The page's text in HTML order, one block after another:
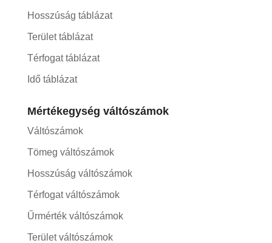
Hosszúság táblázat
Terület táblázat
Térfogat táblázat
Idő táblázat
Mértékegység váltószámok
Váltószámok
Tömeg váltószámok
Hosszúság váltószámok
Térfogat váltószámok
Űrmérték váltószámok
Terület váltószámok